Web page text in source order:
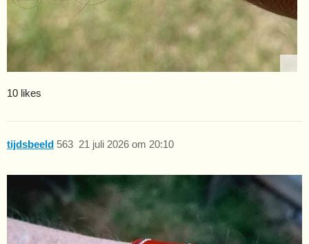
10 likes
tijdsbeeld 21 juli 2026 om 20:10
563